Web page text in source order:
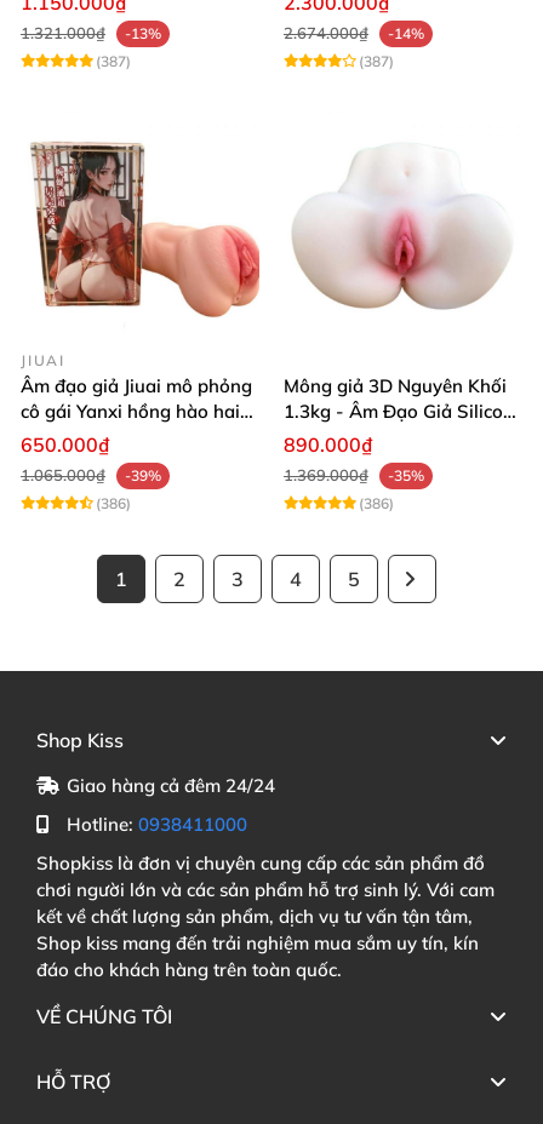
1.321.000₫
-13%
(387)
2.674.000₫
-14%
(387)
JIUAI
Âm đạo giả Jiuai mô phỏng
cô gái Yanxi hồng hào hai
lỗ bướm giả cầm tay 610g
650.000₫
1.065.000₫
-39%
(386)
Mông giả 3D Nguyên Khối
1.3kg - Âm Đạo Giả Silicon
Siêu Mềm 2 Lỗ Nằm Ngửa
890.000₫
1.369.000₫
-35%
(386)
1 2 3 4 5
Shop Kiss
Giao hàng cả đêm 24/24
Hotline: 0938411000
Shopkiss là đơn vị chuyên cung cấp các sản phẩm đồ
chơi người lớn và các sản phẩm hỗ trợ sinh lý. Với cam
kết về chất lượng sản phẩm, dịch vụ tư vấn tận tâm,
Shop kiss mang đến trải nghiệm mua sắm uy tín, kín
đáo cho khách hàng trên toàn quốc.
VỀ CHÚNG TÔI
HỖ TRỢ